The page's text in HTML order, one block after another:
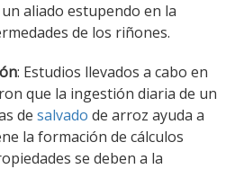
aliado estupendo en la
de los riñones.
: Estudios llevados a cabo en
que la ingestión diaria de un
de salvado de arroz ayuda a
la formación de cálculos
se deben a la